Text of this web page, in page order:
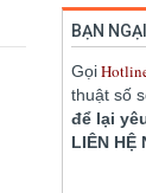
BẠN
Gọi
thuật số
để lại
LIÊN HỆ